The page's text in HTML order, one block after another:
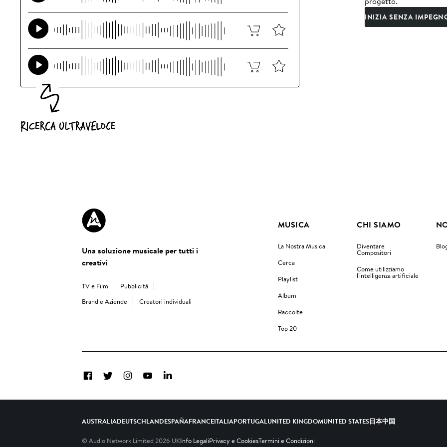
INIZIA SENZA
Una soluzione musicale per tutti i
creativi
TV e Film
Pubblicità
Brand e Aziende
Creatori individuali
MUSICA
La Nostra Musica
Cerca
Playlist
Album
Raccolte
Top 20
CHI SIAMO
Diventare
Compositori
Come utilizziamo
l'intelligenza artificiale
FacebookTwitterInstagramYouTubeLinkedIn
AUSTRALIADEUTSCHLANDESPAÑAFRANCEITALIAPORTUGALUNITED KINGDOMUNITED STATES日本中国
© Audio Network Limited 2026 UKInfo LegaliPrivacy e CookiesTermini e Condizioni